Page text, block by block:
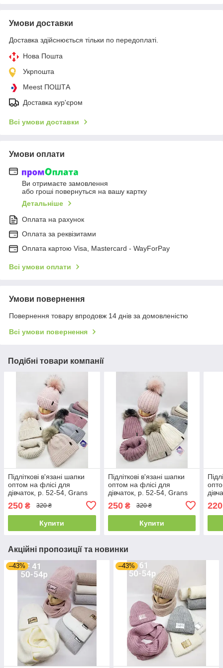
Умови доставки
Доставка здійснюється тільки по передоплаті.
Нова Пошта
Укрпошта
Meest ПОШТА
Доставка кур'єром
Всі умови доставки
Умови оплати
Ви отримаєте замовлення
або гроші повернуться на вашу картку
Детальніше
Оплата на рахунок
Оплата за реквізитами
Оплата картою Visa, Mastercard - WayForPay
Всі умови оплати
Умови повернення
Повернення товару впродовж 14 днів за домовленістю
Всі умови повернення
Подібні товари компанії
Підліткові в'язані шапки
оптом на флісі для
дівчаток, р. 52-54, Grans
250 ₴ 320 ₴
Купити
Підліткові в'язані шапки
оптом на флісі для
дівчаток, р. 52-54, Grans
250₴ 320 ₴
Купити
220
Акційні пропозиції та новинки
–43% –43%